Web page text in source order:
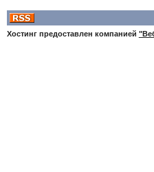
Хостинг предоставлен компанией